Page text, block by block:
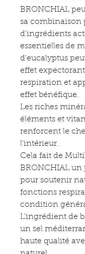
BRONCHIAL
sa combinaison
d'ingrédients
essentielles de
d'eucalyptus
effet
respiration et
effet bénéfique.
Les riches
éléments et
renforcent le
l'intérieur.
Cela fait de
BRONCHIAL
pour soutenir
fonctions
condition
L'ingrédient de
un sel
haute qualité